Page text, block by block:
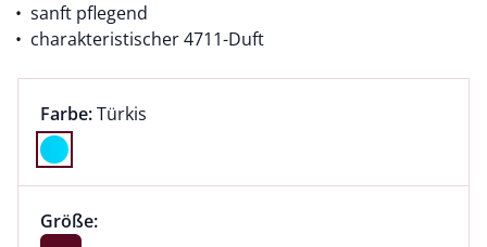
sanft pflegend
charakteristischer 4711-Duft
Farbauswahl:
Farbe:aktuell ausgewählt:
Türkis
Farbe Türkis ausgewählt
Größenauswahl:
Größe:
Größe 01 ausgewählt